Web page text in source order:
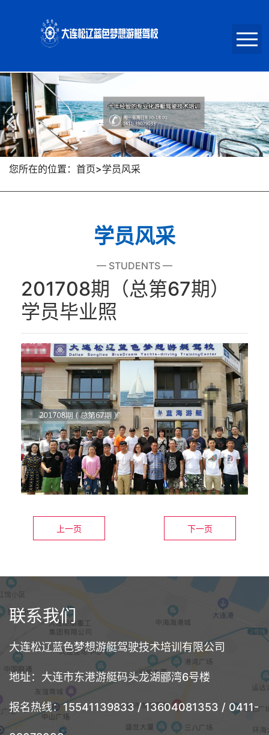
首页
关于我们
新闻动态
师资力量
在线报名
联系我们
您所在的位置：首页>学员风采
学员风采
— STUDENTS —
201708期（总第67期）
学员毕业照
上一页 下一页
联系我们
大连松辽蓝色梦想游艇驾驶技术培训有限公司
地址：大连市东港游艇码头龙湖郦湾6号楼
报名热线：15541139833 / 13604081353 / 0411-